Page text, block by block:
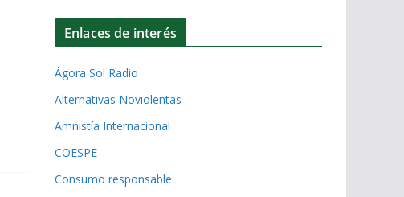
Enlaces de interés
Ágora Sol Radio
Alternativas Noviolentas
Amnistía Internacional
COESPE
Consumo responsable